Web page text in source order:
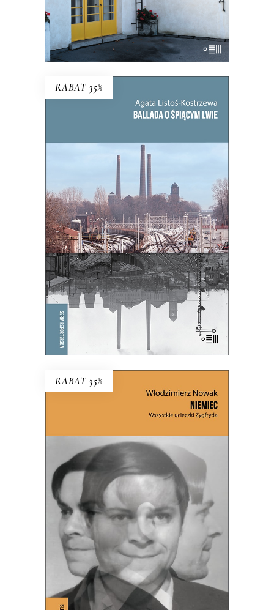
E-BOOK DO KOSZYKA
RABAT 35%
E-BOOK DO KOSZYKA
BALLADA O ŚPIĄCYM LWIE
To, co zdecydowało o powstaniu
Bytomia, jego bogactwie i tradycji,
miało stać się jego zagładą.
61.00zł 39.65zł
KSIĄŻKA DO KOSZYKA
RABAT 35%
NIEMIEC. WSZYSTKIE
UCIECZKI ZYGFRYDA
Czy Zygfryd Kapela zdradził Niemcy z
Polską, czy Polskę z Niemcami?
61.00 39.65zł
KSIĄŻKA DO KOSZYKA